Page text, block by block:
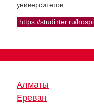
университетов.
https://studinter.ru/
Алматы
Ереван